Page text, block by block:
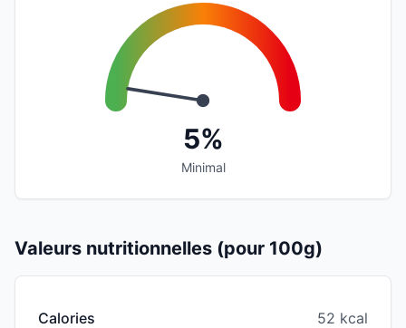
5%
Minimal
Valeurs nutritionnelles (pour 100g)
Calories 52 kcal